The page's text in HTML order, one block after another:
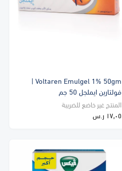
Voltaren Emulgel 1% 50gm |
فولتارين ايملجل 50 جم
المنتج غير خاضع للضريبة
١٧٫٠٥ ر.س